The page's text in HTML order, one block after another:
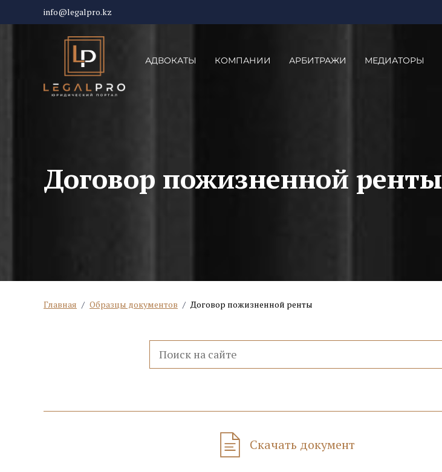
info@legalpro.kz
АДВОКАТЫ КОМПАНИИ АРБИТРАЖИ МЕДИАТОРЫ
Договор пожизненной ренты
Главная / Образцы документов / Договор пожизненной ренты
Скачать документ